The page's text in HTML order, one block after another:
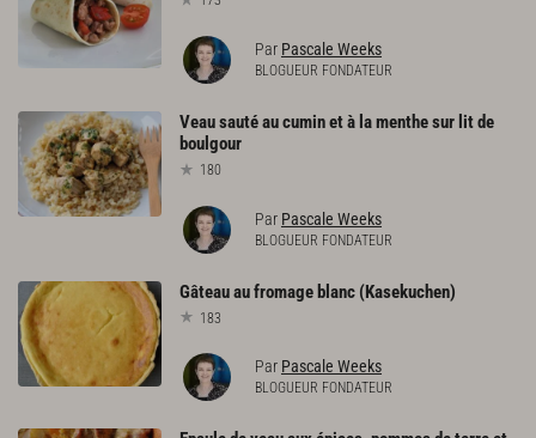
Par Pascale Weeks
BLOGUEUR FONDATEUR
Veausautéaucuminetà lamenthesur litde
boulgour
180
Par Pascale Weeks
BLOGUEUR FONDATEUR
Gâteauaufromage blanc (Kasekuchen)
183
Par Pascale Weeks
BLOGUEUR FONDATEUR